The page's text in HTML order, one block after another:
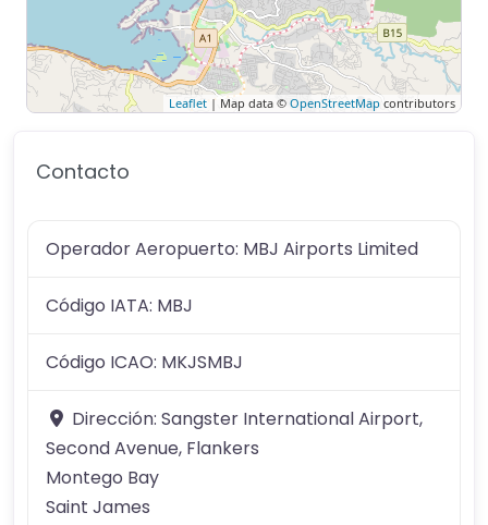
Leaflet | Map data © OpenStreetMap contributors
Contacto
Operador Aeropuerto: MBJ Airports Limited
Código IATA: MBJ
Código ICAO: MKJSMBJ
Dirección: Sangster International Airport,
Second Avenue, Flankers
Montego Bay
Saint James